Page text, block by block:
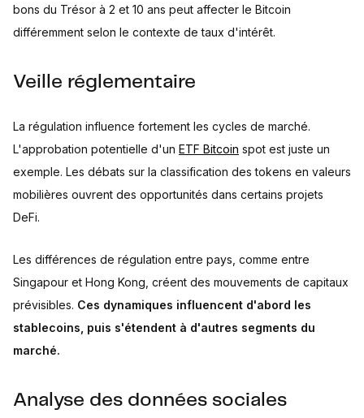
bons du Trésor à 2 et 10 ans peut affecter le Bitcoin
différemment selon le contexte de taux d'intérêt.
Veille réglementaire
La régulation influence fortement les cycles de marché.
L'approbation potentielle d'un ETF Bitcoin spot est juste un
exemple. Les débats sur la classification des tokens en valeurs
mobilières ouvrent des opportunités dans certains projets
DeFi.
Les différences de régulation entre pays, comme entre
Singapour et Hong Kong, créent des mouvements de capitaux
prévisibles. Ces dynamiques influencent d'abord les
stablecoins, puis s'étendent à d'autres segments du
marché.
Analyse des données sociales